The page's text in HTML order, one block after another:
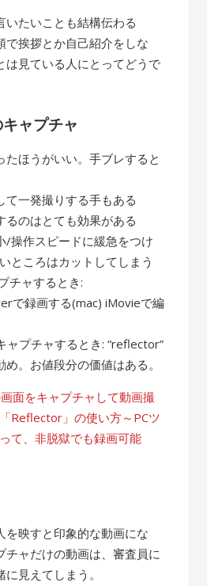
いたいことも結構伝わる
で挨拶とか自己紹介をしな
は見ている人にとってどうで
ャプチャ
たほうがいい。手ブレすると
て一発撮りする手もある
るのはとても効果がある
/操作スピードに緩急をつけ
ところはカットしてしまう
チャするとき:
で録画する(mac) iMovieで編
ャプチャするとき: “reflector”
。お値段分の価値はある。
面をキャプチャして動画撮
Reflector」の使い方～PCツ
て、非脱獄でも録画可能
を映すと印象的な動画にな
チャだけの動画は、審査員に
見えてしまう。